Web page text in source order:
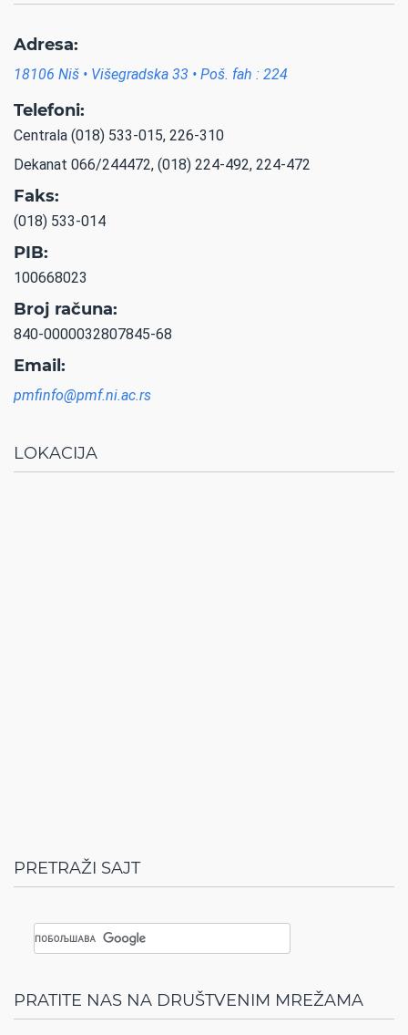
Adresa:
18106 Niš • Višegradska 33 • Poš. fah : 224
Telefoni:
Centrala (018) 533-015, 226-310
Dekanat 066/244472, (018) 224-492, 224-472
Faks:
(018) 533-014
PIB:
100668023
Broj računa:
840-0000032807845-68
Email:
pmfinfo@pmf.ni.ac.rs
LOKACIJA
PRETRAŽI SAJT
PRATITE NAS NA DRUŠTVENIM MREŽAMA